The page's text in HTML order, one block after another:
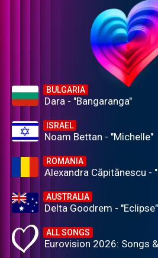
BULGARIA
Dara - "Bangaranga"
ISRAEL
Noam Bettan - "Michelle"
ROMANIA
Alexandra Căpitănescu -
AUSTRALIA
Delta Goodrem - "Eclipse"
ALL SONGS
Eurovision 2026: Songs